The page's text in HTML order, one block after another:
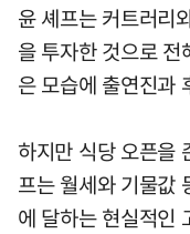
윤 셰프는 커트러리
을 투자한 것으로
은 모습에 출연진과
하지만 식당 오픈을
프는 월세와 기물값
에 달하는 현실적인